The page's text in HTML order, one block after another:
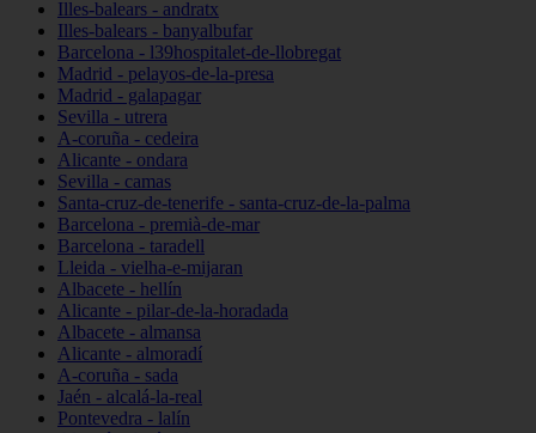
Illes-balears - andratx
Illes-balears - banyalbufar
Barcelona - l39hospitalet-de-llobregat
Madrid - pelayos-de-la-presa
Madrid - galapagar
Sevilla - utrera
A-coruña - cedeira
Alicante - ondara
Sevilla - camas
Santa-cruz-de-tenerife - santa-cruz-de-la-palma
Barcelona - premià-de-mar
Barcelona - taradell
Lleida - vielha-e-mijaran
Albacete - hellín
Alicante - pilar-de-la-horadada
Albacete - almansa
Alicante - almoradí
A-coruña - sada
Jaén - alcalá-la-real
Pontevedra - lalín